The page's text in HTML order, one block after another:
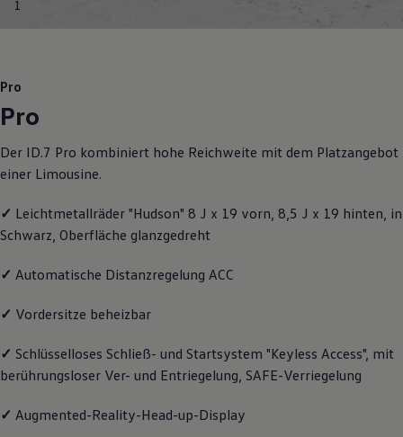
Räder und Reifen
Transport
Entertainment und Elektronik
Digitale Extras
Dienste für Ihr Modell finden
Volkswagen Apps, Login und Shop
Updates für Software, Karten und Radio
Vorgängermodelle
Kundeninformationen
Warn- und Kontrollleuchten
Assistenzsysteme
Digitale Betriebsanleitung
Magazin
1
Pro
Pro
Der ID.7 Pro kombiniert hohe Reichweite mit dem Platzangebot
einer Limousine.
✓ Leichtmetallräder "Hudson" 8 J x 19 vorn, 8,5 J x 19 hinten, in
Schwarz, Oberfläche glanzgedreht
✓ Automatische Distanzregelung ACC
✓ Vordersitze beheizbar
✓ Schlüsselloses Schließ- und Startsystem "Keyless Access", mit
berührungsloser Ver- und Entriegelung, SAFE-Verriegelung
✓ Augmented-Reality-Head-up-Display